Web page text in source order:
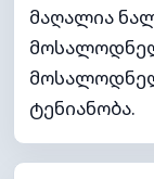
მაღალია
ტენიანობა.